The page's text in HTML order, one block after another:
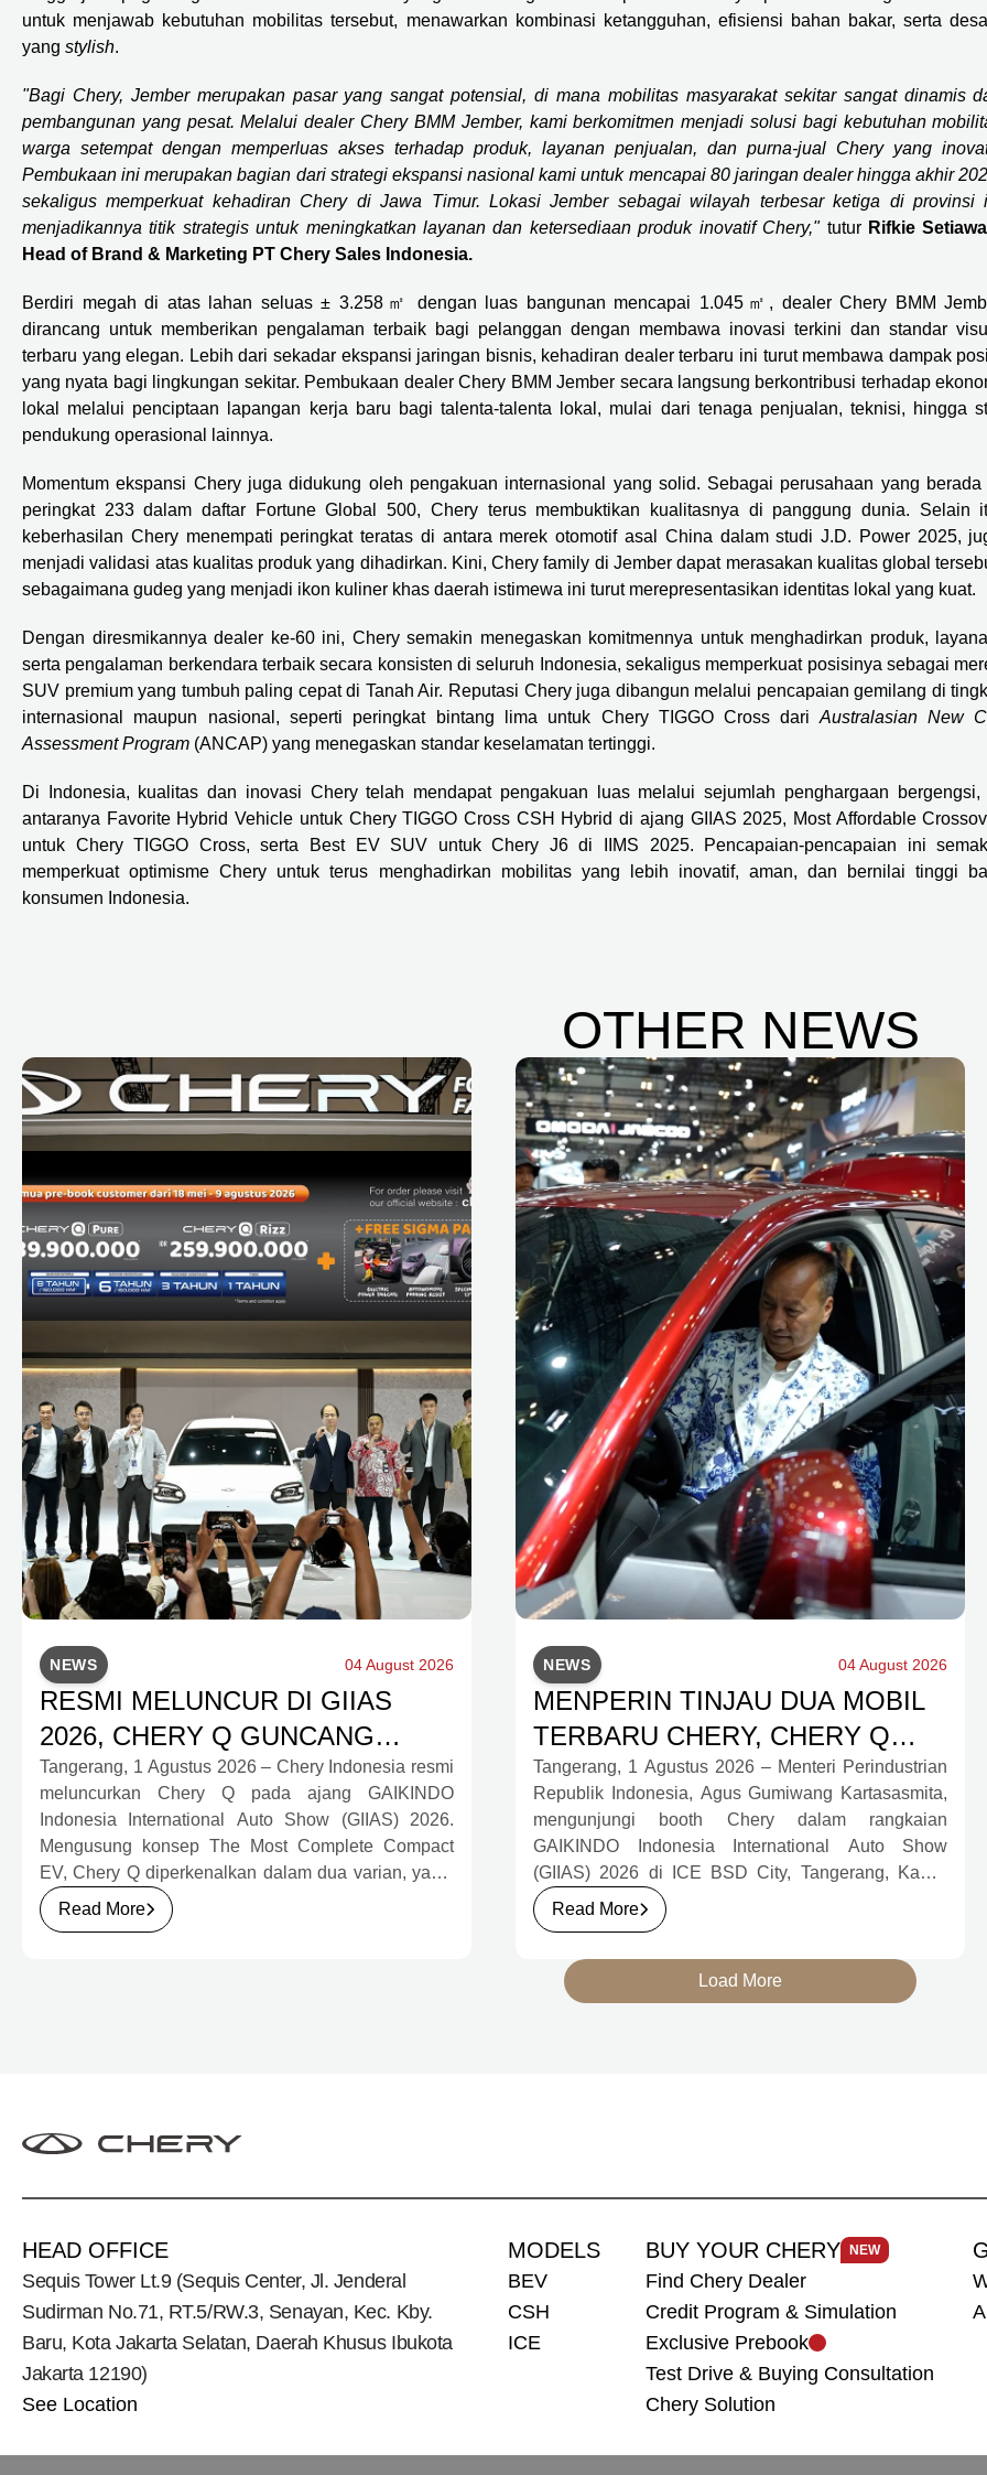
untuk menjawab kebutuhan mobilitas tersebut, menawarkan kombinasi ketangguhan, efisiensi bahan bakar, serta
yang stylish.
"Bagi Chery, Jember merupakan pasar yang sangat potensial, di mana mobilitas masyarakat sekitar sangat dinamis
pembangunan yang pesat. Melalui dealer Chery BMM Jember, kami berkomitmen menjadi solusi bagi kebutuhan
warga setempat dengan memperluas akses terhadap produk, layanan penjualan, dan purna-jual Chery yang
Pembukaan ini merupakan bagian dari strategi ekspansi nasional kami untuk mencapai 80 jaringan dealer hingga akhir
sekaligus memperkuat kehadiran Chery di Jawa Timur. Lokasi Jember sebagai wilayah terbesar ketiga di provinsi
menjadikannya titik strategis untuk meningkatkan layanan dan ketersediaan produk inovatif Chery,"tuturRifkie
Head of Brand & Marketing PT Chery Sales Indonesia.
Berdiri megah di atas lahan seluas ± 3.258㎡ dengan luas bangunan mencapai 1.045㎡, dealer Chery BMM
dirancang untuk memberikan pengalaman terbaik bagi pelanggan dengan membawa inovasi terkini dan standar
terbaru yang elegan. Lebih dari sekadar ekspansi jaringan bisnis, kehadiran dealer terbaru ini turut membawa dampak
yang nyata bagi lingkungan sekitar. Pembukaan dealer Chery BMM Jember secara langsung berkontribusi terhadap
lokal melalui penciptaan lapangan kerja baru bagi talenta-talenta lokal, mulai dari tenaga penjualan, teknisi, hingga
pendukung operasional lainnya.
Momentum ekspansi Chery juga didukung oleh pengakuan internasional yang solid. Sebagai perusahaan yang berada
peringkat 233 dalam daftar Fortune Global 500, Chery terus membuktikan kualitasnya di panggung dunia. Selain
keberhasilan Chery menempati peringkat teratas di antara merek otomotif asal China dalam studi J.D. Power 2025,
menjadi validasi atas kualitas produk yang dihadirkan. Kini, Chery family di Jember dapat merasakan kualitas global
sebagaimana gudeg yang menjadi ikon kuliner khas daerah istimewa ini turut merepresentasikan identitas lokal yang kuat.
Dengan diresmikannya dealer ke-60 ini, Chery semakin menegaskan komitmennya untuk menghadirkan produk,
serta pengalaman berkendara terbaik secara konsisten di seluruh Indonesia, sekaligus memperkuat posisinya sebagai
SUV premium yang tumbuh paling cepat di Tanah Air. Reputasi Chery juga dibangun melalui pencapaian gemilang di
internasional maupun nasional, seperti peringkat bintang lima untuk Chery TIGGO Cross dari Australasian New
Assessment Program (ANCAP) yang menegaskan standar keselamatan tertinggi.
Di Indonesia, kualitas dan inovasi Chery telah mendapat pengakuan luas melalui sejumlah penghargaan bergengsi,
antaranya Favorite Hybrid Vehicle untuk Chery TIGGO Cross CSH Hybrid di ajang GIIAS 2025, Most Affordable
untuk Chery TIGGO Cross, serta Best EV SUV untuk Chery J6 di IIMS 2025. Pencapaian-pencapaian ini
memperkuat optimisme Chery untuk terus menghadirkan mobilitas yang lebih inovatif, aman, dan bernilai tinggi
konsumen Indonesia.
OTHER NEWS
NEWS 04 August 2026
RESMI MELUNCUR DI GIIAS
2026, CHERY Q GUNCANG
PASAR OTOMOTIF MELALUI
HARGA SPESIAL MULAI RP239,9
JUTA
Tangerang, 1 Agustus 2026 – Chery Indonesia resmi
meluncurkan Chery Q pada ajang GAIKINDO
Indonesia International Auto Show (GIIAS) 2026.
Mengusung konsep The Most Complete Compact
EV, Chery Q diperkenalkan dalam dua varian, yakni
Chery Q Pure dan Chery Q Rizz, untuk
mengakomodasi kebutuhan mobilitas serta
Read More
NEWS 04 August 2026
MENPERIN TINJAU DUA MOBIL
TERBARU CHERY, CHERY Q
DAN J6T CSH YANG JADI
SOROTAN DI GIIAS 2026
Tangerang, 1 Agustus 2026 – Menteri Perindustrian
Republik Indonesia, Agus Gumiwang Kartasasmita,
mengunjungi booth Chery dalam rangkaian
GAIKINDO Indonesia International Auto Show
(GIIAS) 2026 di ICE BSD City, Tangerang, Kamis
(30/7). Dalam kunjungan tersebut, Menteri
Perindustrian meninjau dua produk elektrifikasi
mobilitas perkotaan, serta J6T RCSH, SUV
berteknologi Range-Extended Electric Vehicle
Read More
Load More
HEAD OFFICE
Sequis Tower Lt.9 (Sequis Center, Jl. Jenderal
Sudirman No.71, RT.5/RW.3, Senayan, Kec. Kby.
Baru, Kota Jakarta Selatan, Daerah Khusus Ibukota
Jakarta 12190)
See Location
MODELS
BEV
CSH
ICE
BUY YOUR CHERY NEW
Find Chery Dealer
Credit Program & Simulation
Exclusive Prebook
Test Drive & Buying Consultation
Chery Solution